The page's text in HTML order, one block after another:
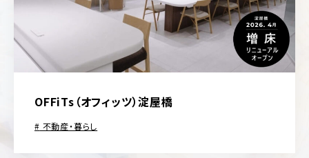
OFFiTs（オフィッツ）淀屋橋
不動産・暮らし